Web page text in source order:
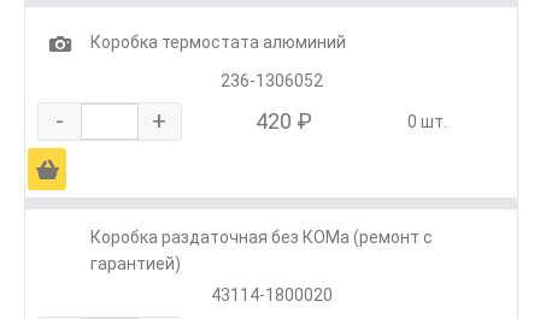
1
Коробка термостата алюминий
236-1306052
- + 420 ₽ 0 шт.
Ä
Коробка раздаточная без КОМа (ремонт с
гарантией)
43114-1800020